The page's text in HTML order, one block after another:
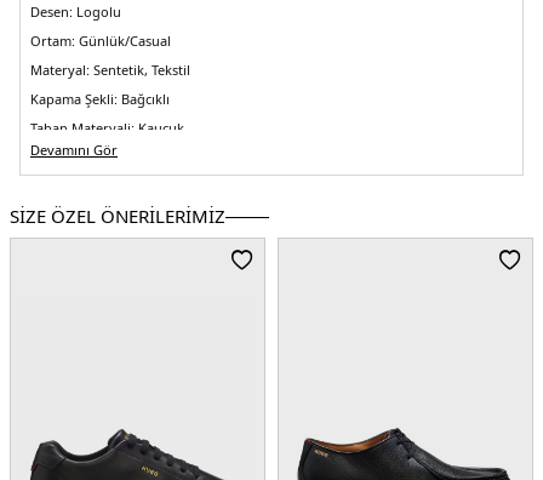
Desen: Logolu
Ortam: Günlük/Casual
Materyal: Sentetik, Tekstil
Kapama Şekli: Bağcıklı
Taban Materyali: Kauçuk
Burun Tipi:Yuvarlak Burun
Topuk Tipi:Düz
Yaş Grubu:Yetişkin
Devamını Gör
SİZE ÖZEL ÖNERİLERİMİZ